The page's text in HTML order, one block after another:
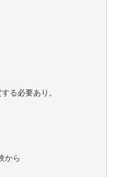
る必要あり。
から